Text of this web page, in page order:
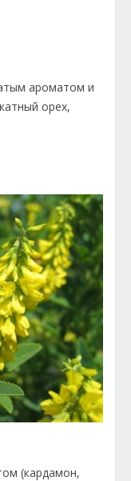
ароматом и
орех,
(кардамон,